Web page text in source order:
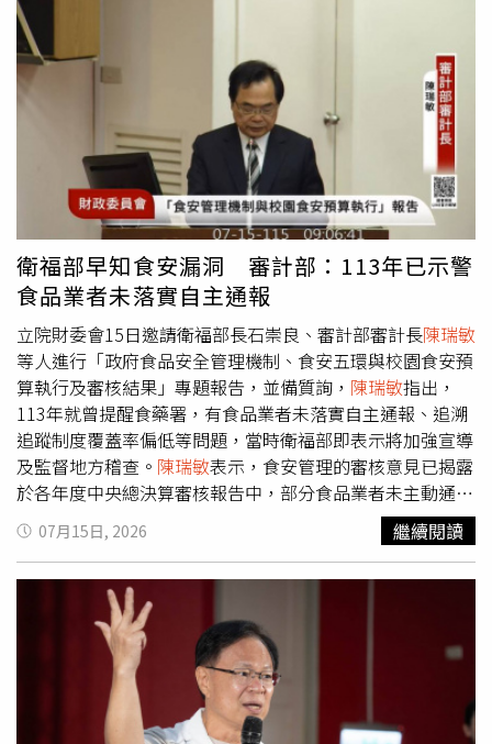
環推動至今已投入數百億元經費，政府每年也投入大量資源
於食品安全維護與宣導，但如今仍爆發中聯油脂事件，令人
質疑制度成效。他指出，相較政府多年投入龐大預算，中聯
油脂目前裁罰金額僅約1.6億元，外界難免認為處分過輕。
表示，衛福部已說明後續仍將依法持續追究相
關責任，不排除祭出更重處分。羅明才進一步質疑，衛福部
內部是否有人與中聯油脂高層熟識，甚至影響行政處理。他
要求主管機關全面清查是否有官員與業者存在私下往來或包
庇情形，強調政府應站在全民立場，而非讓外界產生偏袒業
者的疑慮。林靜儀答詢時則表示，若要全面調查官員與業者
間是否有不當關係，依法負責定期稽查的地方政府也應一併
接受檢視。她指出，自己甚至不知道中聯油脂董事長姓什
麼，並強調依《食品安全衛生管理法》規定，例行性稽查屬
地方政府權責，若要追查責任，就應以一致標準全面調查中
央與地方。
衛福部早知食安漏洞 審計部：113年已示警
食品業者未落實自主通報
立院財委會15日邀請衛福部長石崇良、審計部審計長陳瑞敏
等人進行「政府食品安全管理機制、食安五環與校園食安預
算執行及審核結果」專題報告，並備質詢， 陳瑞敏指出，
113年就曾提醒食藥署，有食品業者未落實自主通報、追溯
追蹤制度覆蓋率偏低等問題，當時衛福部即表示將加強宣導
及監督地方稽查。 陳瑞敏表示，食安管理的審核意見已揭露
於各年度中央總決算審核報告中，部分食品業者未主動通報
食安事件、未依規定取得衛生安全管理系統第三方驗證、食
品邊境查驗人力不足等問題，皆已明示在報告上。陳瑞敏強
調，審計部113年公布的112年度中央政府總決算審核報告
中即提到，食藥署推動的食品業者自主衛生管理程序，有業
者未落實辦理食品業者登錄、電子申報追溯追蹤資料及執行
自主通報等，甚至出現追溯追蹤制度納管業者覆蓋率偏低的
情形，這影響到問題產品追查時效。當時衛福部回應，將對
業者加強宣導、督導地方衛生局稽查業者自主通報情形，若
食品業者未依法通報，將依《食安法》裁處。
07月15日, 2026 繼續閱讀